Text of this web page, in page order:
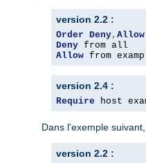
version 2.2 :
Order Deny, Allow
Deny
Allow from
version 2.4 :
Require host
Dans l'exemple
version 2.2 :